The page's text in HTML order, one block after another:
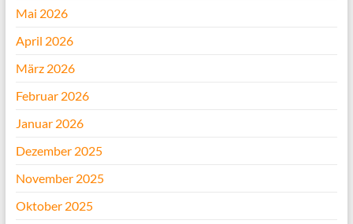
Mai 2026
April 2026
März 2026
Februar 2026
Januar 2026
Dezember 2025
November 2025
Oktober 2025